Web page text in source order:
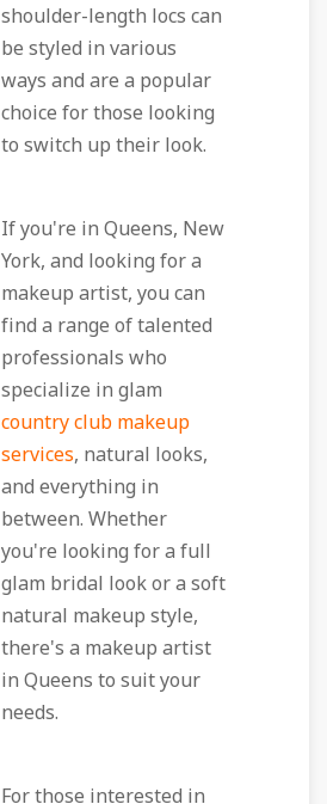
shoulder-length locs can
be styled in various
ways and are a popular
choice for those looking
to switch up their look.
If you're in Queens, New
York, and looking for a
makeup artist, you can
find a range of talented
professionals who
specialize in glam
country club makeup
services, natural looks,
and everything in
between. Whether
you're looking for a full
glam bridal look or a soft
natural makeup style,
there's a makeup artist
in Queens to suit your
needs.
For those interested in